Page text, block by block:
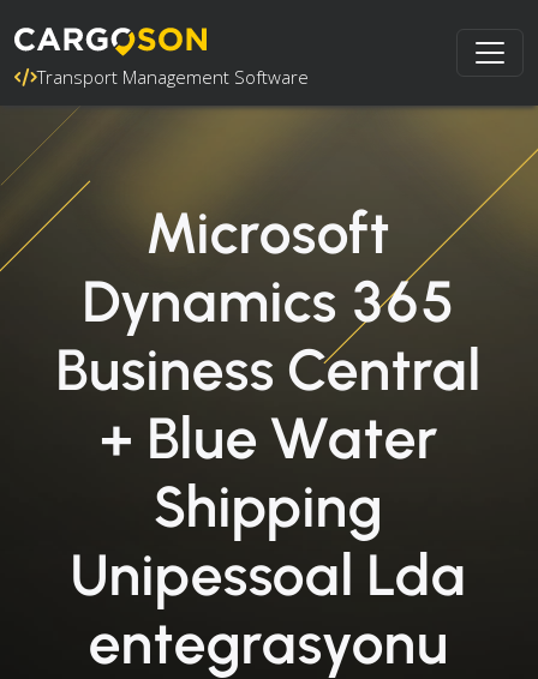
Transport Management Software
Microsoft
Dynamics 365
Business Central
+ Blue Water
Shipping
Unipessoal Lda
entegrasyonu